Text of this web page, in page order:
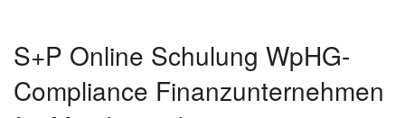
S+P Online Schulung WpHG-
Compliance Finanzunternehmen